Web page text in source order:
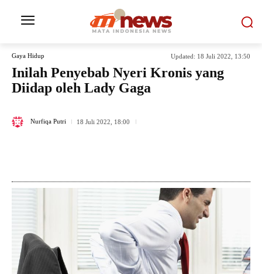
Gaya Hidup Updated: 18 Juli 2022, 13:50
Inilah Penyebab Nyeri Kronis yang
Diidap oleh Lady Gaga
Nurfiqa Putri 18 Juli 2022, 18:00